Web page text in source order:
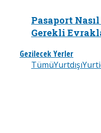
Pasaport
Gerekli
Gezilecek Yerler
TümüYurtdışı